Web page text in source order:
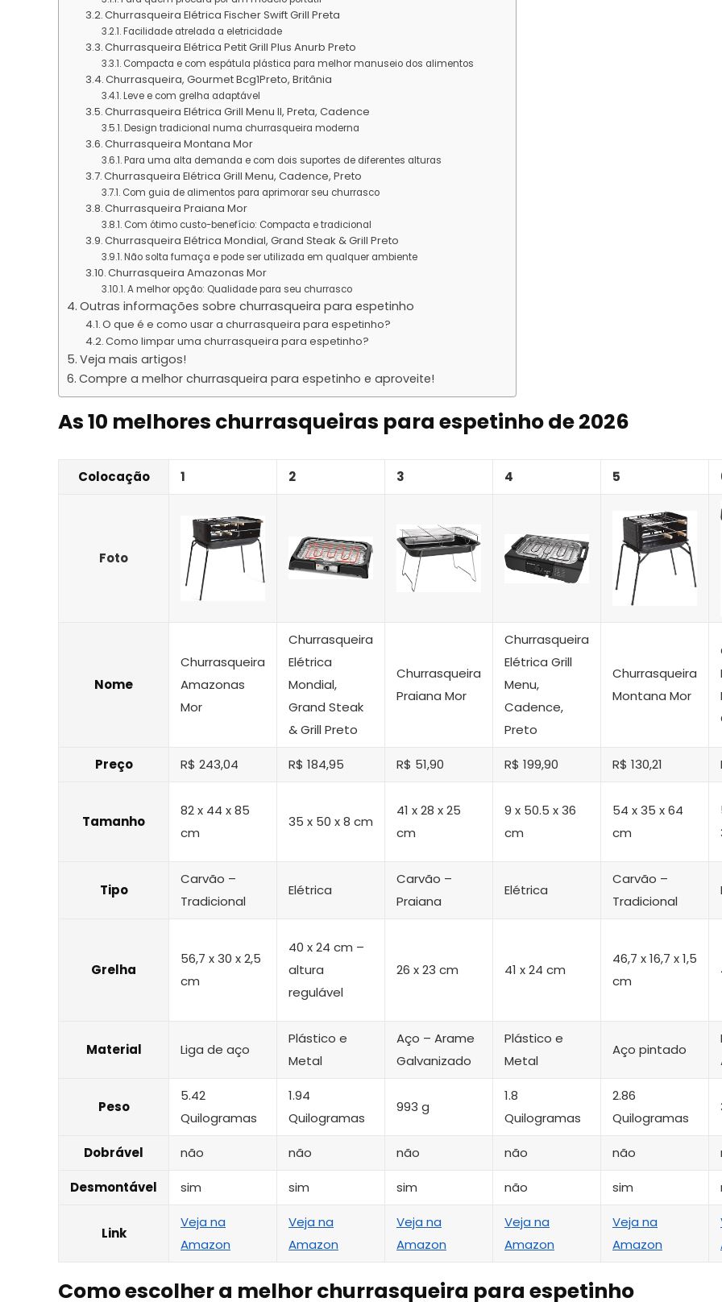
Churrasqueira Elétrica Fischer Swift Grill Preta
Facilidade atrelada a eletricidade
Churrasqueira Elétrica Petit Grill Plus Anurb Preto
Compacta e com espátula plástica para melhor manuseio dos alimentos
Churrasqueira, Gourmet Bcg1Preto, Britânia
Leve e com grelha adaptável
Churrasqueira Elétrica Grill Menu II, Preta, Cadence
Design tradicional numa churrasqueira moderna
Churrasqueira Montana Mor
Para uma alta demanda e com dois suportes de diferentes alturas
Churrasqueira Elétrica Grill Menu, Cadence, Preto
Com guia de alimentos para aprimorar seu churrasco
Churrasqueira Praiana Mor
Com ótimo custo-benefício: Compacta e tradicional
Churrasqueira Elétrica Mondial, Grand Steak & Grill Preto
Não solta fumaça e pode ser utilizada em qualquer ambiente
Churrasqueira Amazonas Mor
A melhor opção: Qualidade para seu churrasco
Outras informações sobre churrasqueira para espetinho
O que é e como usar a churrasqueira para espetinho?
Como limpar uma churrasqueira para espetinho?
Veja mais artigos!
Compre a melhor churrasqueira para espetinho e aproveite!
As 10 melhores churrasqueiras para espetinho de 2026
Colocação 1 2 3 4 5
Foto
Nome
Churrasqueira
Amazonas
Mor
Churrasqueira
Elétrica
Mondial,
Grand Steak
& Grill Preto
Churrasqueira
Praiana Mor
Churrasqueira
Elétrica Grill
Menu,
Cadence,
Preto
Churrasqueira
Montana Mor
Preço R$ 243,04 R$ 184,95 R$ 51,90 R$ 199,90 R$ 130,21
Tamanho
82 x 44 x 85
cm
35 x 50 x 8 cm
41 x 28 x 25
cm
9 x 50.5 x 36
cm
54 x 35 x 64
cm
Tipo
Carvão –
Tradicional
Elétrica
Carvão –
Praiana
Elétrica
Carvão –
Tradicional
Grelha
56,7 x 30 x 2,5
cm
40 x 24 cm –
altura
regulável
26 x 23 cm 41 x 24 cm
46,7 x 16,7 x 1,5
cm
Material Liga de aço
Plástico e
Metal
Aço – Arame
Galvanizado
Plástico e
Metal
Aço pintado
Peso
5.42
Quilogramas
1.94
Quilogramas
993 g
1.8
Quilogramas
2.86
Quilogramas
Dobrável não não não não não
Desmontável sim sim sim não sim
Link
Veja na
Amazon
Veja na
Amazon
Veja na
Amazon
Veja na
Amazon
Veja na
Amazon
Como escolher a melhor churrasqueira para espetinho